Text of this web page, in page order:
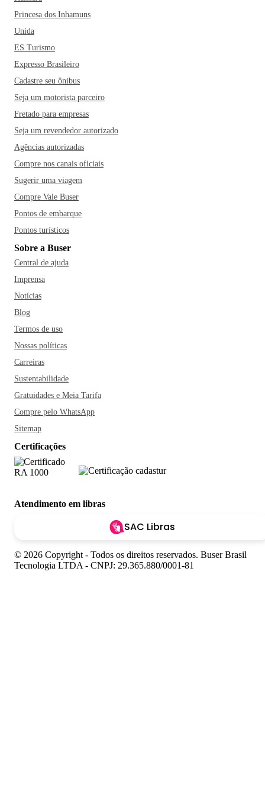
tropeiro, o tutu a mineira, o leitão a pururuca, o frango com
quiabo, o delicioso doce de leite e claro, tomar um cafezinho
típico do cerrado. Dentre os restaurantes mais famosos da
cidade estão a Cafeteria Dulcerrado, a Fábrica de Delícias, o
Pão de Queijo Cantinho de Minas e o Restaurante Traíras
Princesa dos Inhamuns
Unida
ES Turismo
Expresso Brasileiro
Cadastre seu ônibus
Seja um motorista parceiro
Fretado para empresas
Seja um revendedor autorizado
Agências autorizadas
Compre nos canais oficiais
Sugerir uma viagem
Compre Vale Buser
Pontos de embarque
Pontos turísticos
Sobre a Buser
Central de ajuda
Imprensa
Notícias
Blog
Termos de uso
Nossas políticas
Carreiras
Sustentabilidade
Gratuidades e Meia Tarifa
Compre pelo WhatsApp
Sitemap
Certificações
Atendimento em libras
SAC Libras
© 2026 Copyright - Todos os direitos reservados. Buser Brasil
Tecnologia LTDA - CNPJ: 29.365.880/0001-81